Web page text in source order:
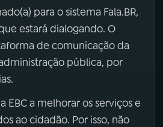
para o sistema Fala.BR,
estará dialogando. O
de comunicação da
pública, por
EBC a melhorar os serviços e
ao cidadão. Por isso, não